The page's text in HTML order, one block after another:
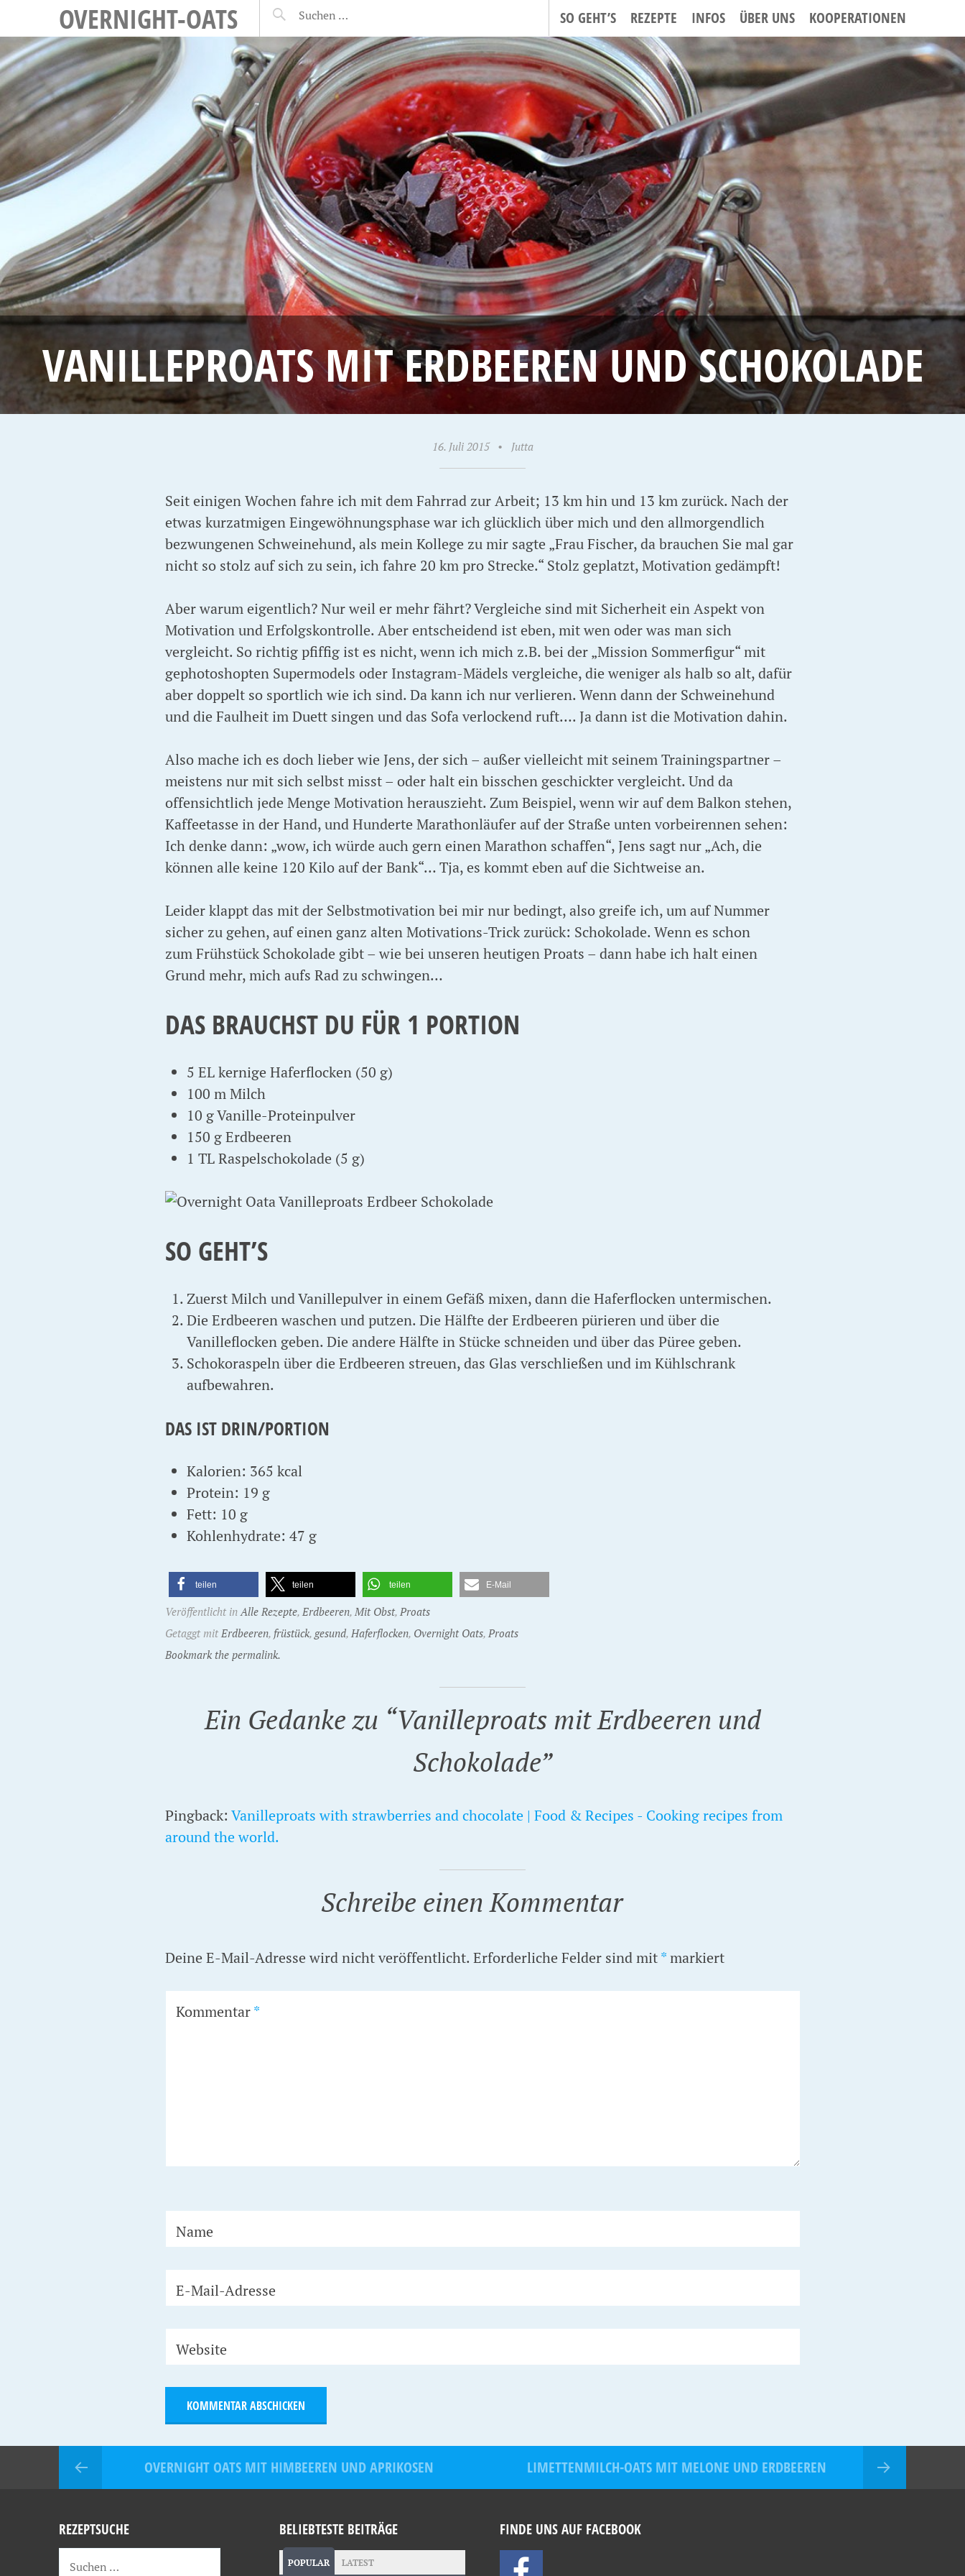
OVERNIGHT-OATS SO GEHT’S REZEPTE INFOS ÜBER UNS KOOPERATIONEN
VANILLEPROATS MIT ERDBEEREN UND SCHOKOLADE
16. Juli 2015 • Jutta
Seit einigen Wochen fahre ich mit dem Fahrrad zur Arbeit; 13 km hin und 13 km zurück. Nach der
etwas kurzatmigen Eingewöhnungsphase war ich glücklich über mich und den allmorgendlich
bezwungenen Schweinehund, als mein Kollege zu mir sagte „Frau Fischer, da brauchen Sie mal gar
nicht so stolz auf sich zu sein, ich fahre 20 km pro Strecke.“ Stolz geplatzt, Motivation gedämpft!
Aber warum eigentlich? Nur weil er mehr fährt? Vergleiche sind mit Sicherheit ein Aspekt von
Motivation und Erfolgskontrolle. Aber entscheidend ist eben, mit wen oder was man sich
vergleicht. So richtig pfiffig ist es nicht, wenn ich mich z.B. bei der „Mission Sommerfigur“ mit
gephotoshopten Supermodels oder Instagram-Mädels vergleiche, die weniger als halb so alt, dafür
aber doppelt so sportlich wie ich sind. Da kann ich nur verlieren. Wenn dann der Schweinehund
und die Faulheit im Duett singen und das Sofa verlockend ruft…. Ja dann ist die Motivation dahin.
Also mache ich es doch lieber wie Jens, der sich – außer vielleicht mit seinem Trainingspartner –
meistens nur mit sich selbst misst – oder halt ein bisschen geschickter vergleicht. Und da
offensichtlich jede Menge Motivation herauszieht. Zum Beispiel, wenn wir auf dem Balkon stehen,
Kaffeetasse in der Hand, und Hunderte Marathonläufer auf der Straße unten vorbeirennen sehen:
Ich denke dann: „wow, ich würde auch gern einen Marathon schaffen“, Jens sagt nur „Ach, die
können alle keine 120 Kilo auf der Bank“… Tja, es kommt eben auf die Sichtweise an.
Leider klappt das mit der Selbstmotivation bei mir nur bedingt, also greife ich, um auf Nummer
sicher zu gehen, auf einen ganz alten Motivations-Trick zurück: Schokolade. Wenn es schon
zum Frühstück Schokolade gibt – wie bei unseren heutigen Proats – dann habe ich halt einen
Grund mehr, mich aufs Rad zu schwingen…
DAS BRAUCHST DU FÜR 1 PORTION
5 EL kernige Haferflocken (50 g)
100 m Milch
10 g Vanille-Proteinpulver
150 g Erdbeeren
1 TL Raspelschokolade (5 g)
SO GEHT’S
Zuerst Milch und Vanillepulver in einem Gefäß mixen, dann die Haferflocken untermischen.
Die Erdbeeren waschen und putzen. Die Hälfte der Erdbeeren pürieren und über die
Vanilleflocken geben. Die andere Hälfte in Stücke schneiden und über das Püree geben.
Schokoraspeln über die Erdbeeren streuen, das Glas verschließen und im Kühlschrank
aufbewahren.
DAS IST DRIN/PORTION
Kalorien: 365 kcal
Protein: 19 g
Fett: 10 g
Kohlenhydrate: 47 g
teilen teilen teilen E-Mail
Veröffentlicht inAlle Rezepte, Erdbeeren, Mit Obst, Proats
Getaggt mit Erdbeeren, früstück, gesund, Haferflocken, Overnight Oats, Proats
Bookmark the permalink.
Ein Gedanke zu “Vanilleproats mit Erdbeeren und
Schokolade”
Pingback: Vanilleproats with strawberries and chocolate | Food & Recipes - Cooking recipes from
around the world.
Schreibe einen Kommentar
Deine E-Mail-Adresse wird nicht veröffentlicht. Erforderliche Felder sind mit*markiert
Kommentar*
Name
E-Mail-Adresse
Website
OVERNIGHT OATS MIT HIMBEEREN UND APRIKOSEN LIMETTENMILCH-OATS MIT MELONE UND ERDBEEREN
REZEPTSUCHE BELIEBTESTE BEITRÄGE
POPULAR LATEST
FINDE UNS AUF FACEBOOK